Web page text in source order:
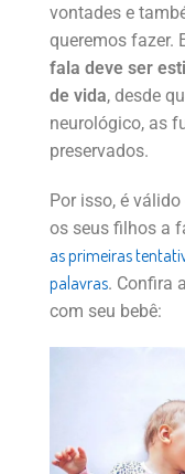
vontades e
queremos fazer.
fala deve ser
de vida, desde
neurológico, as
preservados.
Por isso, é
os seus filhos a
as primeiras
palavras. Confira
com seu bebê: